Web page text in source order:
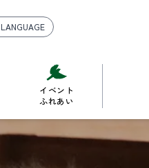
LANGUAGE
イベント
ふれあい